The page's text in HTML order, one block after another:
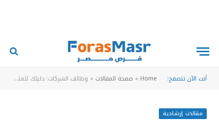
أنت الآن تتصفح: Home
» صفحة المقالات » وظائف الشركات: دليلك للعثور على أفضل الفرص الوظيفية
مقالات إرشادية